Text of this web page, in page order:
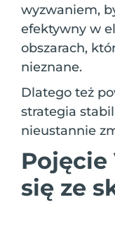
wyzwaniem,
efektywny w
obszarach,
nieznane.
Dlatego też
strategia
nieustannie
Pojęcie
się ze